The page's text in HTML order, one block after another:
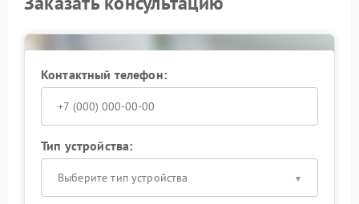
Контактный телефон:
Тип устройства:
Выберите тип устройства